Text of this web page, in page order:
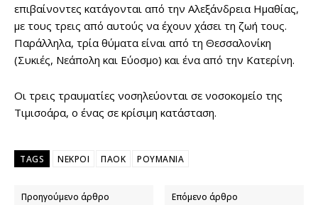
επιβαίνοντες κατάγονται από την Αλεξάνδρεια Ημαθίας,
με τους τρεις από αυτούς να έχουν χάσει τη ζωή τους.
Παράλληλα, τρία θύματα είναι από τη Θεσσαλονίκη
(Συκιές, Νεάπολη και Εύοσμο) και ένα από την Κατερίνη.
Οι τρεις τραυματίες νοσηλεύονται σε νοσοκομείο της
Τιμισοάρα, ο ένας σε κρίσιμη κατάσταση.
TAGS ΝΕΚΡΟΙ ΠΑΟΚ ΡΟΥΜΑΝΙΑ
Προηγούμενο άρθρο Επόμενο άρθρο